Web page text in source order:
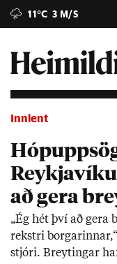
11°C 3 M/S
Innlent
að gera
„Ég hét því að
rekstri
stjóri. Breyt­ing­ar